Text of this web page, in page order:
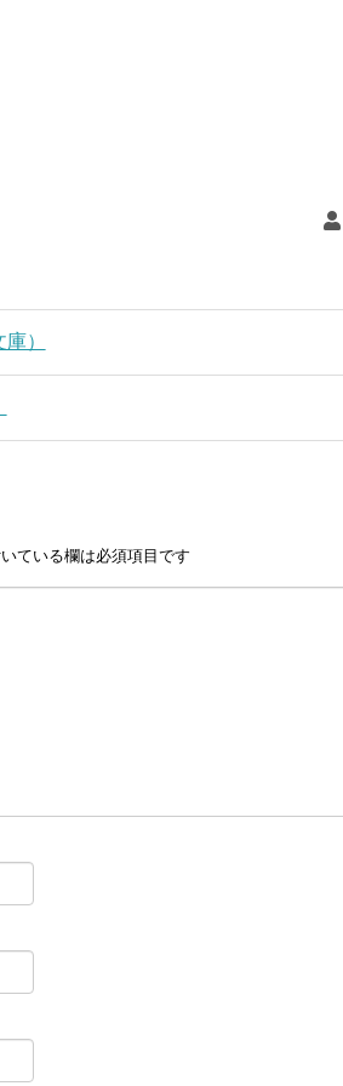
）
ている欄は必須項目です